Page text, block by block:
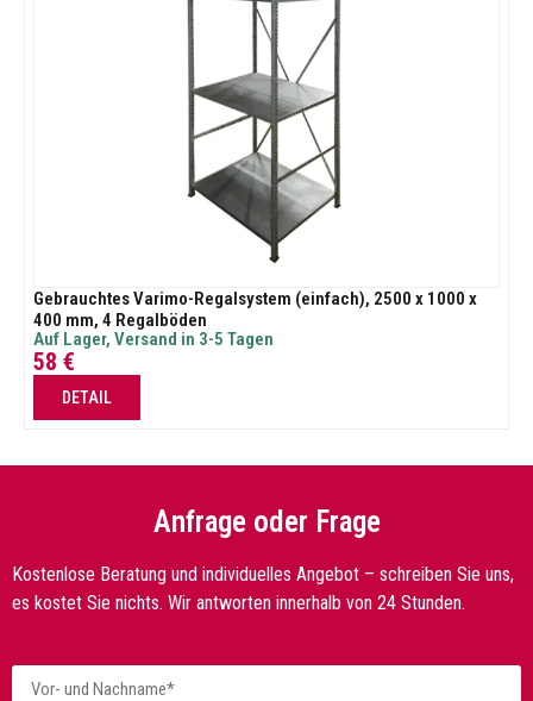
Gebrauchtes Varimo-Regalsystem (einfach), 2500 x 1000 x
400 mm, 4 Regalböden
Auf Lager, Versand in 3-5 Tagen
58 €
DETAIL
Anfrage oder Frage
Kostenlose Beratung und individuelles Angebot – schreiben Sie uns,
es kostet Sie nichts. Wir antworten innerhalb von 24 Stunden.